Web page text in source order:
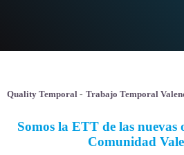
Quality Temporal - Trabajo Temporal
Somos la ETT de las nuevas
Comunidad